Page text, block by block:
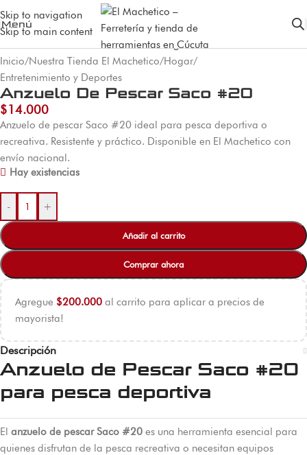
Skip to navigation
Skip to main content
Menú
Inicio/Nuestra Tienda El Machetico/Hogar/
Entretenimiento y Deportes
Anzuelo De Pescar Saco #20
$14.000
Anzuelo de pescar Saco #20 ideal para pesca deportiva o
recreativa. Resistente y práctico. Disponible en El Machetico con
envío nacional.
Hay existencias
- +
Añadir al carrito
Comprar ahora
Agregue $200.000 al carrito para aplicar a precios de
mayorista!
Descripción
Anzuelo de Pescar Saco #20
para pesca deportiva
El anzuelo de pescar Saco #20 es una herramienta esencial para
quienes disfrutan de la pesca recreativa o necesitan equipos